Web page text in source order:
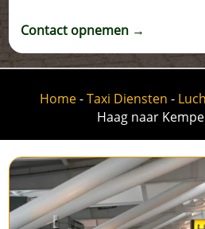
Contact opnemen →
Home-Taxi Diensten -
Haag naar